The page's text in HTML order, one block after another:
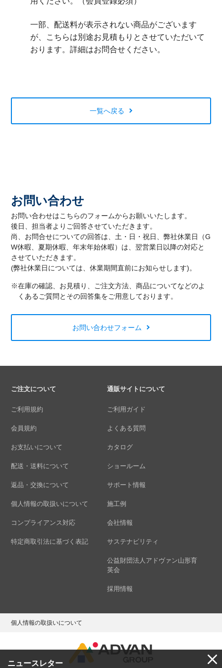
ニュースレター
一部、配送料が表示されない商品がございます
が、こちらは別途お見積もりとさせていただいて
おります。詳細はお問合せください。
一覧へ戻る
お問い合わせ
お問い合わせはこちらのフォームからお願いいたします。
後日、担当者よりご回答させていただきます。
尚、お問合せについての回答は、土・日・祝日、弊社休業日（G
W休暇、夏期休暇、年末年始休暇）は、翌営業日以降の対応と
させていただきます。
(弊社休業日については、休業期間直前にお知らせします)。
※在庫の確認、お見積り、ご注文方法、商品についてなどのよ
くあるご質問とその回答集をご用意しております。
お問い合わせフォーム
ご注文について
ご利用規約
会員規約
お支払いについて
配送・送料について
返品・交換について
個人情報の取扱いについて
コンプライアンス対応
特定商取引法に基づく表記
通販サイトについて
ご利用ガイド
よくある質問
カタログ
ショールーム
サポート情報
施工例
会社情報
サステナビリティ
公益財団法人アドヴァン山形育
英会
採用情報
個人情報の取扱いについて